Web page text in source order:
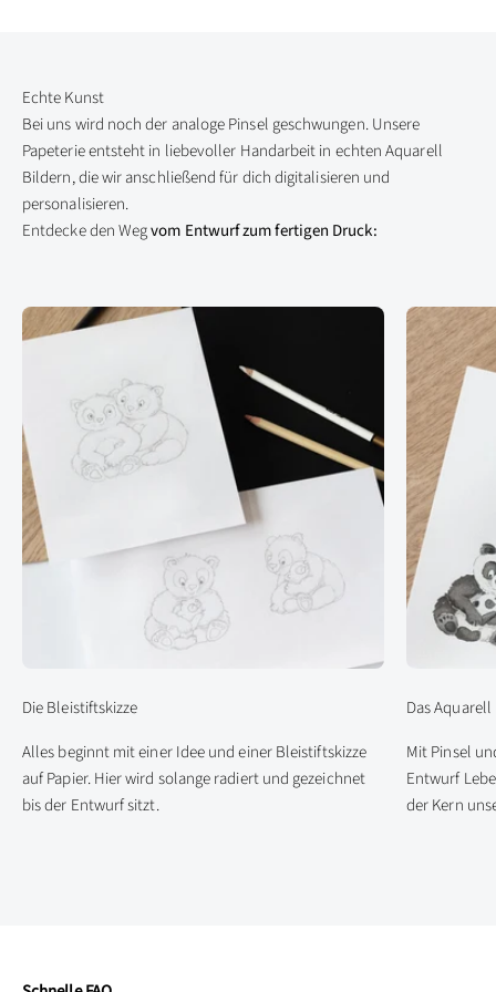
Bei uns wird noch der analoge Pinsel geschwungen. Unsere
Papeterie entsteht in liebevoller Handarbeit in echten Aquarell
Bildern, die wir anschließend für dich digitalisieren und
personalisieren.
Entdecke den Wegvom Entwurf zum fertigen Druck:
Die Bleistiftskizze
Alles beginnt mit einer Idee und einer Bleistiftskizze
auf Papier. Hier wird solange radiert und gezeichnet
bis der Entwurf sitzt.
Das Aquarell
Mit Pinsel
Entwurf
der Kern